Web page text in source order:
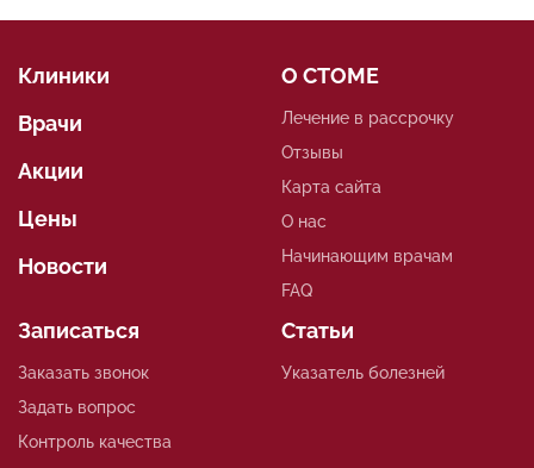
Клиники
Врачи
Акции
Цены
Новости
О СТОМЕ
Лечение в рассрочку
Отзывы
Карта сайта
О нас
Начинающим врачам
FAQ
Статьи
Указатель болезней
Записаться
Заказать звонок
Задать вопрос
Контроль качества